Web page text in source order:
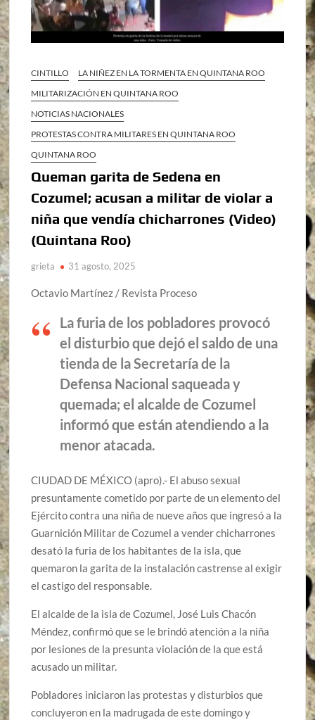
CINTILLO
LA NIÑEZ EN LA TORMENTA EN QUINTANA ROO
MILITARIZACIÓN EN QUINTANA ROO
NOTICIAS NACIONALES
PROTESTAS CONTRA MILITARES EN QUINTANA ROO
QUINTANA ROO
Queman garita de Sedena en
Cozumel; acusan a militar de violar a
niña que vendía chicharrones (Video)
(Quintana Roo)
grieta 31 agosto, 2025
Octavio Martínez / Revista Proceso
La furia de los pobladores provocó
el disturbio que dejó el saldo de una
tienda de la Secretaría de la
Defensa Nacional saqueada y
quemada; el alcalde de Cozumel
informó que están atendiendo a la
menor atacada.
CIUDAD DE MÉXICO (apro).- El abuso sexual
presuntamente cometido por parte de un elemento del
Ejército contra una niña de nueve años que ingresó a la
Guarnición Militar de Cozumel a vender chicharrones
desató la furia de los habitantes de la isla, que
quemaron la garita de la instalación castrense al exigir
el castigo del responsable.
El alcalde de la isla de Cozumel, José Luis Chacón
Méndez, confirmó que se le brindó atención a la niña
por lesiones de la presunta violación de la que está
acusado un militar.
Pobladores iniciaron las protestas y disturbios que
concluyeron en la madrugada de este domingo y